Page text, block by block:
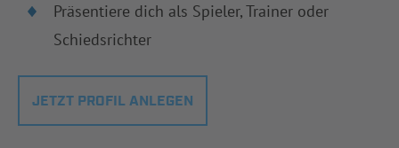
Präsentiere dich als Spieler, Trainer oder
Schiedsrichter
JETZT PROFIL ANLEGEN